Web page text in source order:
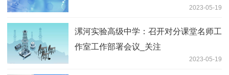
2023-05-19
漯河实验高级中学：召开对分课堂名师工
作室工作部署会议_关注
2023-05-19